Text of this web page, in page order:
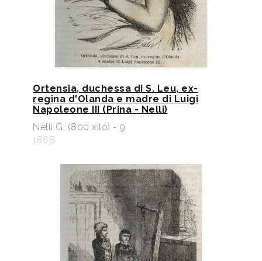
Ortensia, duchessa di S. Leu, ex-
regina d'Olanda e madre di Luigi
Napoleone III (Prina - Nelli)
Nelli G. (800 xilo) - 9
1868